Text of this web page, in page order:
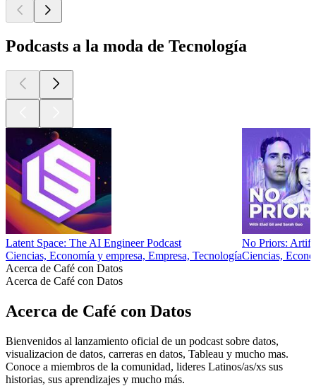
Podcasts a la moda de Tecnología
Latent Space: The AI Engineer Podcast
Ciencias, Economía y empresa, Empresa, Tecnología
No Priors:
Ciencias,
Acerca de Café con Datos
Acerca de Café con Datos
Acerca de Café con Datos
Bienvenidos al lanzamiento oficial de un podcast sobre datos,
visualizacion de datos, carreras en datos, Tableau y mucho mas.
Conoce a miembros de la comunidad, lideres Latinos/as/xs sus
historias, sus aprendizajes y mucho más.